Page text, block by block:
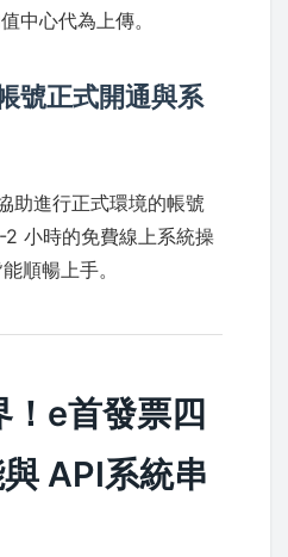
中心代為上傳。
號正式開通與系
助進行正式環境的帳號
小時的免費線上系統操
順暢上手。
！e首發票四
API系統串